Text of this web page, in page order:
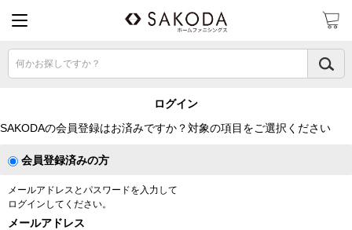
何かお探しですか？
ログイン
SAKODAの会員登録はお済みですか？対象の項目をご選択ください
会員登録済みの方
メールアドレスとパスワードを入力して
ログインしてください。
メールアドレス